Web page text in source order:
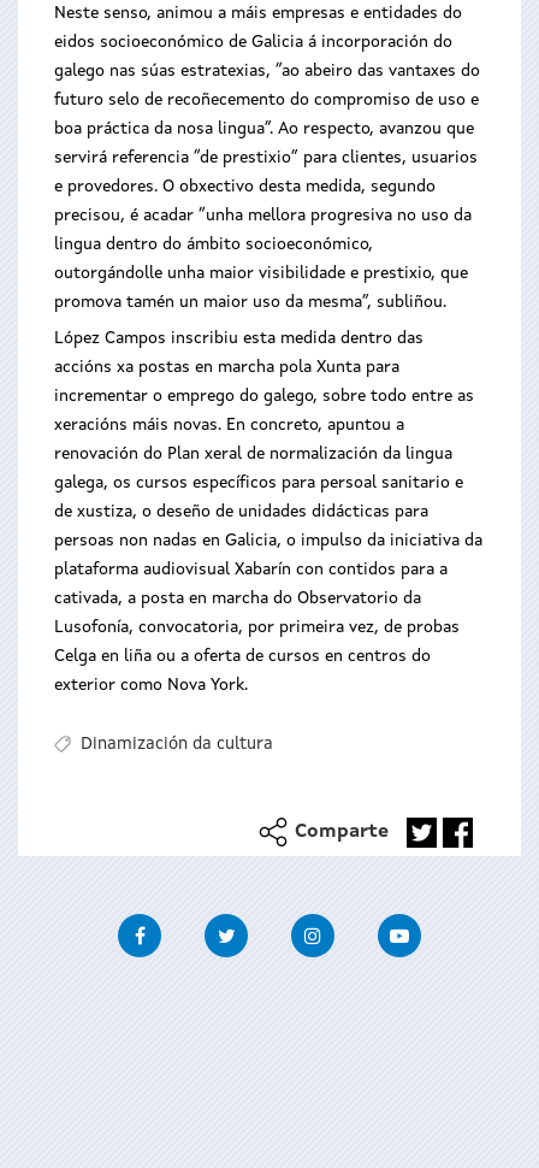
Neste senso, animou a máis empresas e entidades do
eidos socioeconómico de Galicia á incorporación do
galego nas súas estratexias, “ao abeiro das vantaxes do
futuro selo de recoñecemento do compromiso de uso e
boa práctica da nosa lingua”. Ao respecto, avanzou que
servirá referencia “de prestixio” para clientes, usuarios
e provedores. O obxectivo desta medida, segundo
precisou, é acadar “unha mellora progresiva no uso da
lingua dentro do ámbito socioeconómico,
outorgándolle unha maior visibilidade e prestixio, que
promova tamén un maior uso da mesma”, subliñou.
López Campos inscribiu esta medida dentro das
accións xa postas en marcha pola Xunta para
incrementar o emprego do galego, sobre todo entre as
xeracións máis novas. En concreto, apuntou a
renovación do Plan xeral de normalización da lingua
galega, os cursos específicos para persoal sanitario e
de xustiza, o deseño de unidades didácticas para
persoas non nadas en Galicia, o impulso da iniciativa da
plataforma audiovisual Xabarín con contidos para a
cativada, a posta en marcha do Observatorio da
Lusofonía, convocatoria, por primeira vez, de probas
Celga en liña ou a oferta de cursos en centros do
exterior como Nova York.
Dinamización da cultura
Comparte
FacebookTwitter InstagramYoutube